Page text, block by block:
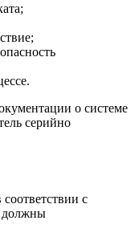
о системе
серийно
с
должны